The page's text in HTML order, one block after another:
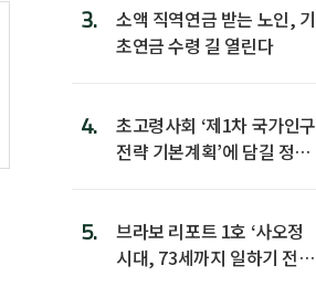
3.
소액 직역연금 받는 노인, 기
초연금 수령 길 열린다
4.
초고령사회 ‘제1차 국가인구
전략 기본계획’에 담길 정책
5.
브라보 리포트 1호 ‘사오정
시대, 73세까지 일하기 전략’